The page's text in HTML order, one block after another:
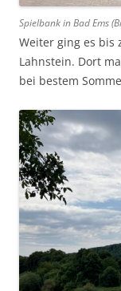
Spielbank in Bad Ems
Weiter ging es bis
Lahnstein. Dort
bei bestem